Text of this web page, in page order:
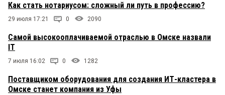
Как стать нотариусом: сложный ли путь в профессию?
29 июля 17:21 0 2090
Самой высокооплачиваемой отраслью в Омске назвали
IT
7 июля 16:02 0 1282
Поставщиком оборудования для создания ИТ-кластера в
Омске станет компания из Уфы